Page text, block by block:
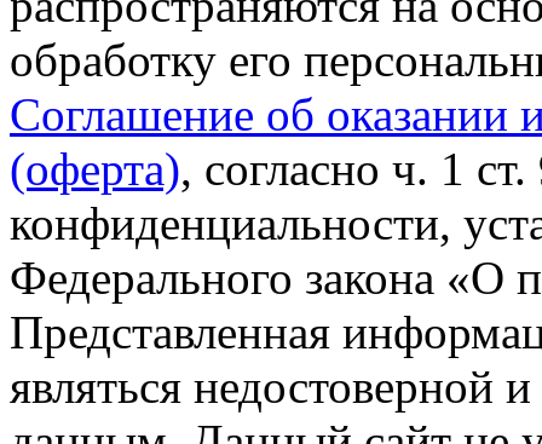
обработку его
Соглашение об оказании
(оферта), согласно ч. 1
конфиденциальности,
Федерального закона «О
Представленная
являться недостоверной